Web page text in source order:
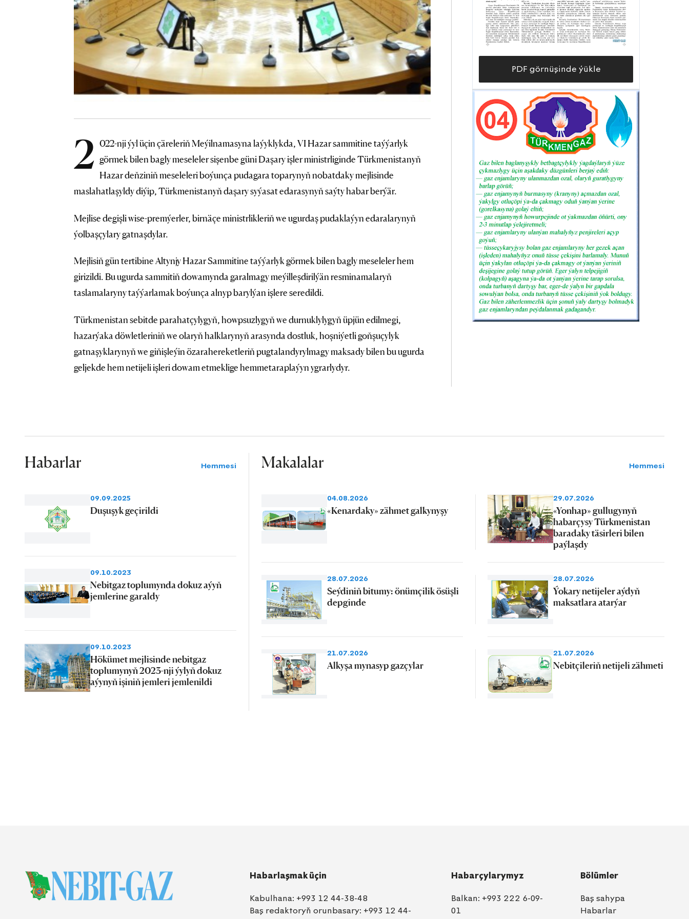
2 022-nji ýyl üçin çäreleriň Meýilnamasyna laýyklykda, VI Hazar sammitine taýýarlyk
görmek bilen bagly meseleler sişenbe güni Daşary işler ministrliginde Türkmenistanyň
Hazar deňziniň meseleleri boýunça pudagara toparynyň nobatdaky mejlisinde
maslahatlaşyldy diýip, Türkmenistanyň daşary syýasat edarasynyň saýty habar berýär.
Mejlise degişli wise-premýerler, birnäçe ministrlikleriň we ugurdaş pudaklaýyn edaralarynyň
ýolbaşçylary gatnaşdylar.
Mejlisiň gün tertibine Altynjy Hazar Sammitine taýýarlyk görmek bilen bagly meseleler hem
girizildi. Bu ugurda sammitiň dowamynda garalmagy meýilleşdirilýän resminamalaryň
taslamalaryny taýýarlamak boýunça alnyp barylýan işlere seredildi.
Türkmenistan sebitde parahatçylygyň, howpsuzlygyň we durnuklylygyň üpjün edilmegi,
hazarýaka döwletleriniň we olaryň halklarynyň arasynda dostluk, hoşniýetli goňşuçylyk
gatnaşyklarynyň we giňişleýin özarahereketleriň pugtalandyrylmagy maksady bilen bu ugurda
geljekde hem netijeli işleri dowam etmeklige hemmetaraplaýyn ygrarlydyr.
PDF görnüşinde ýükle
Habarlar Hemmesi
09.09.2025
Duşuşyk geçirildi
09.10.2023
Nebitgaz toplumynda dokuz aýyň
jemlerine garaldy
09.10.2023
Hökümet mejlisinde nebitgaz
toplumynyň 2023-nji ýylyň dokuz
aýynyň işiniň jemleri jemlenildi
Makalalar Hemmesi
04.08.2026
«Kenardaky» zähmet galkynyşy
29.07.2026
«Yonhap» gullugynyň
habarçysy Türkmenistan
baradaky täsirleri bilen
paýlaşdy
28.07.2026
Seýdiniň bitumy: önümçilik ösüşli
depginde
28.07.2026
Ýokary netijeler aýdyň
maksatlara atarýar
21.07.2026
Alkyşa mynasyp gazçylar
21.07.2026
Nebitçileriň netijeli zähmeti
Habarlaşmak üçin
Kabulhana: +993 12 44-38-48
Baş redaktoryň orunbasary: +993 12 44-
Habarçylarymyz
Balkan: +993 222 6-09-
01
Bölümler
Baş sahypa
Habarlar